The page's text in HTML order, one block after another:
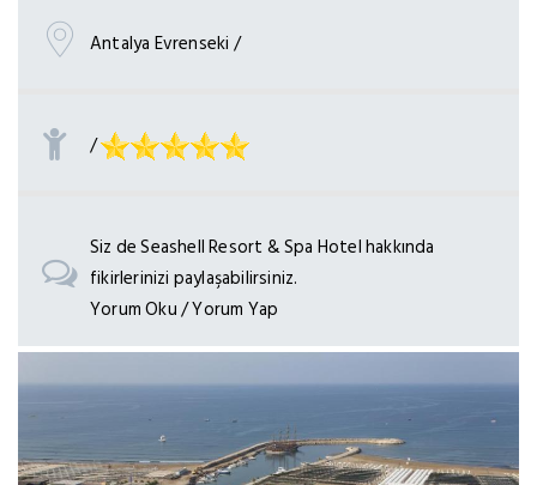
Antalya Evrenseki /
/
Siz de Seashell Resort & Spa Hotel hakkında
fikirlerinizi paylaşabilirsiniz.
Yorum Oku / Yorum Yap